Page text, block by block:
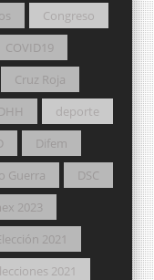
Congreso
COVID19
Cruz Roja
deporte
Difem
Guerra
DSC
2023
2021
2021